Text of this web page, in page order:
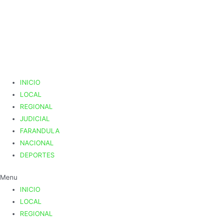
INICIO
LOCAL
REGIONAL
JUDICIAL
FARANDULA
NACIONAL
DEPORTES
Menu
INICIO
LOCAL
REGIONAL